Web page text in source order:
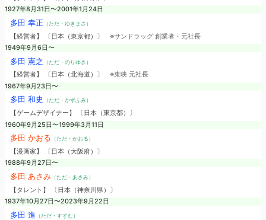
1927年8月31日〜2001年1月24日
多田 幸正 （ただ・ゆきまさ）
【経営者】 〔日本（東京都）〕 ※サンドラッグ 創業者・元社長
1949年9月6日〜
多田 憲之 （ただ・のりゆき）
【経営者】 〔日本（北海道）〕 ※東映 元社長
1967年9月23日〜
多田 和史 （ただ・かずふみ）
【ゲームデザイナー】 〔日本（東京都）〕
1960年9月25日〜1999年3月11日
多田 かおる （ただ・かおる）
【漫画家】 〔日本（大阪府）〕
1988年9月27日〜
多田 あさみ（ただ・あさみ）
【タレント】 〔日本（神奈川県）〕
1937年10月27日〜2023年9月22日
多田 進 （ただ・すすむ）